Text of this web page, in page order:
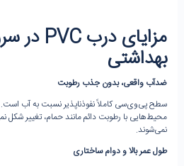
مزایای درب در
بهداشتی
ضدآب واقعی، بدون جذب رطوبت
سطح پی‌وی‌سی کاملاً نفوذناپذیر نسبت به آب
محیط‌هایی با رطوبت دائم مانند حمام، تغییر شکل
نمی‌شوند.
طول عمر بالا و دوام ساختاری